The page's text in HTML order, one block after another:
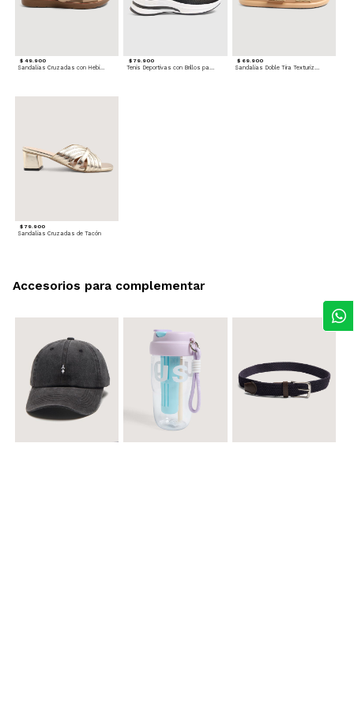
$ 49.900
Sandalias Cruzadas con Hebilla
$ 79.900
Tenis Deportivas con Brillos para mujer
$ 69.900
Sandalias Doble Tira Texturizada
$ 79.900
Sandalias Cruzadas de Tacón
Accesorios para complementar